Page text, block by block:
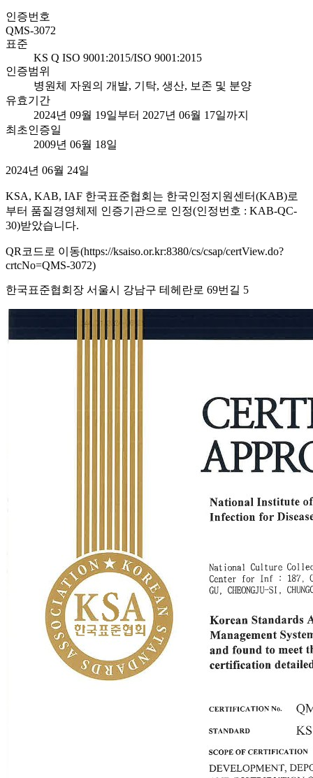
인증번호
QMS-3072
표준
KS Q ISO 9001:2015/ISO 9001:2015
인증범위
병원체 자원의 개발, 기탁, 생산, 보존 및 분양
유효기간
2024년 09월 19일부터 2027년 06월 17일까지
최초인증일
2009년 06월 18일
2024년 06월 24일
KSA, KAB, IAF 한국표준협회는 한국인정지원센터(KAB)로
부터 품질경영체제 인증기관으로 인정(인정번호 : KAB-QC-
30)받았습니다.
QR코드로 이동(https://ksaiso.or.kr:8380/cs/csap/certView.do?
crtcNo=QMS-3072)
한국표준협회장 서울시 강남구 테헤란로 69번길 5